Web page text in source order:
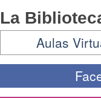
La
Aulas